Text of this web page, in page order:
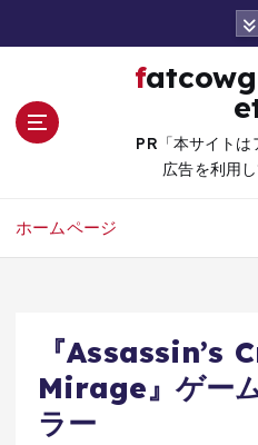
fatcowgames.n
PR「本サイトは
広告を利用し
ホームページ
『Assassin’s
Mirage』ゲー
ラー